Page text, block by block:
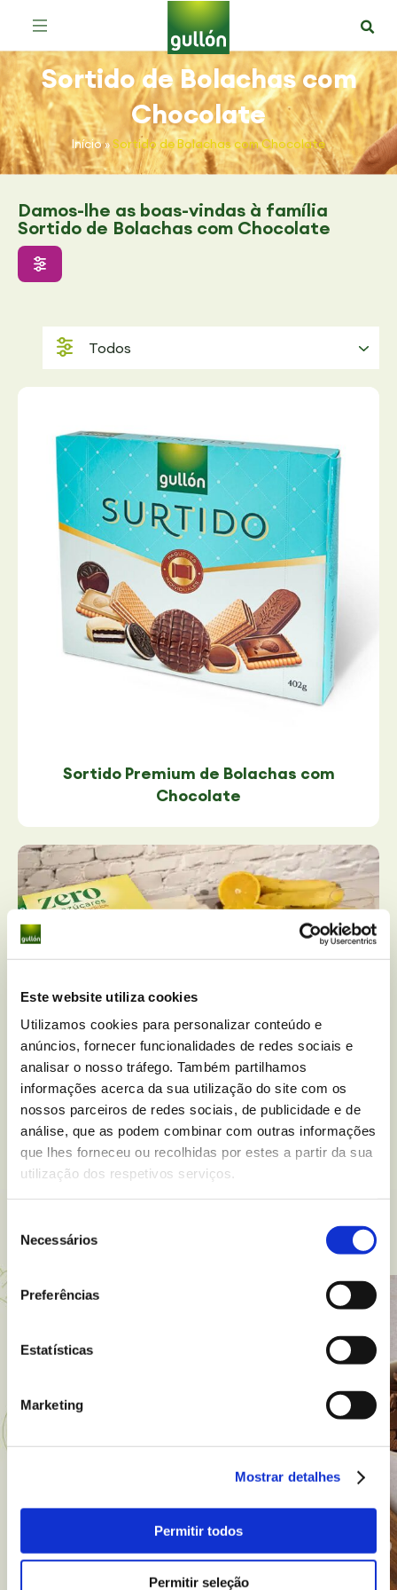
Este website utiliza cookies
Utilizamos cookies para personalizar conteúdo e
anúncios, fornecer funcionalidades de redes sociais e
analisar o nosso tráfego. Também partilhamos
informações acerca da sua utilização do site com os
nossos parceiros de redes sociais, de publicidade e de
análise, que as podem combinar com outras informações
que lhes forneceu ou recolhidas por estes a partir da sua
utilização dos respetivos serviços.
Necessários
Preferências
Estatísticas
Marketing
Mostrar detalhes
Permitir todos
Permitir seleção
Sortido de Bolachas com
Chocolate
Início» Sortido de Bolachas com Chocolate
Damos-lhe as boas-vindas à família
Sortido de Bolachas com Chocolate
Todos
Sortido Premium de Bolachas com
Chocolate
Sortido de Bolachas Zero Sem Açúcares
Adicionados
Sushi Roll de Chocolate Sem
Leave a comment